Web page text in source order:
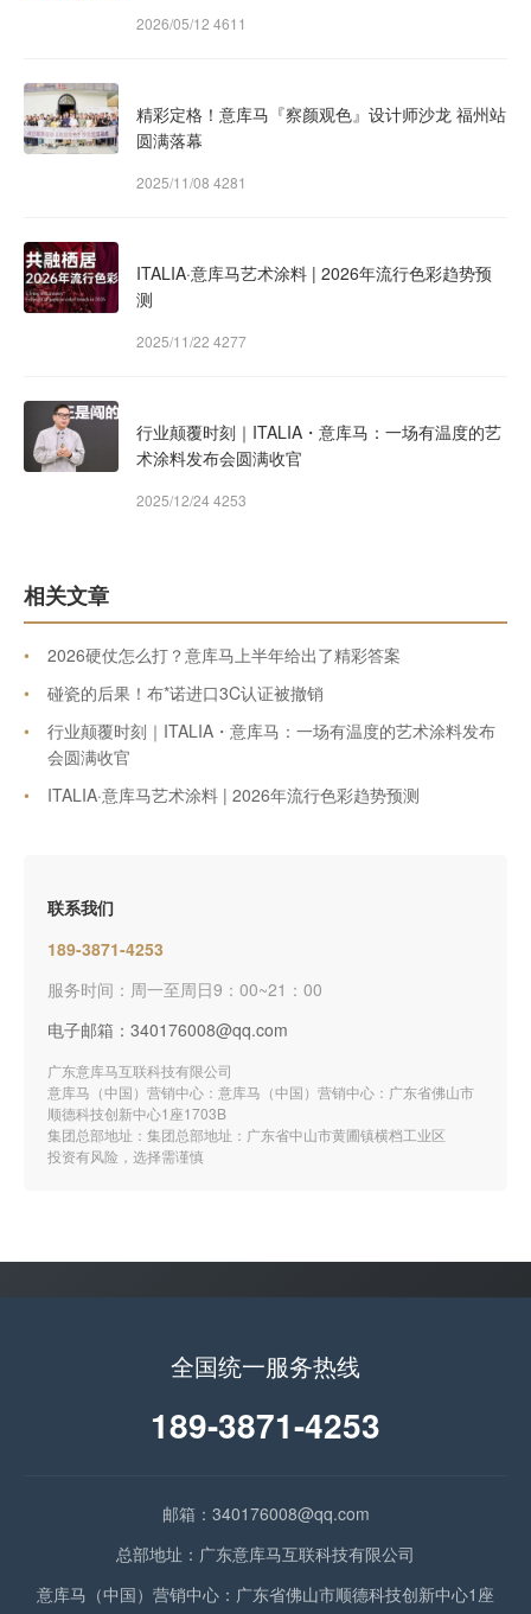
2026/05/12 4611
精彩定格！意库马『察颜观色』设计师沙龙 福州站
圆满落幕
2025/11/08 4281
ITALIA·意库马艺术涂料 | 2026年流行色彩趋势预
测
2025/11/22 4277
行业颠覆时刻｜ITALIA・意库马：一场有温度的艺
术涂料发布会圆满收官
2025/12/24 4253
相关文章
•
2026硬仗怎么打？意库马上半年给出了精彩答案
•
碰瓷的后果！布*诺进口3C认证被撤销
•
行业颠覆时刻｜ITALIA・意库马：一场有温度的艺术涂料发布
会圆满收官
•
ITALIA·意库马艺术涂料 | 2026年流行色彩趋势预测
联系我们
189-3871-4253
服务时间：周一至周日9：00~21：00
电子邮箱：340176008@qq.com
广东意库马互联科技有限公司
意库马（中国）营销中心：意库马（中国）营销中心：广东省佛山市
顺德科技创新中心1座1703B
集团总部地址：集团总部地址：广东省中山市黄圃镇横档工业区
投资有风险，选择需谨慎
全国统一服务热线
189-3871-4253
邮箱：340176008@qq.com
总部地址：广东意库马互联科技有限公司
意库马（中国）营销中心：广东省佛山市顺德科技创新中心1座